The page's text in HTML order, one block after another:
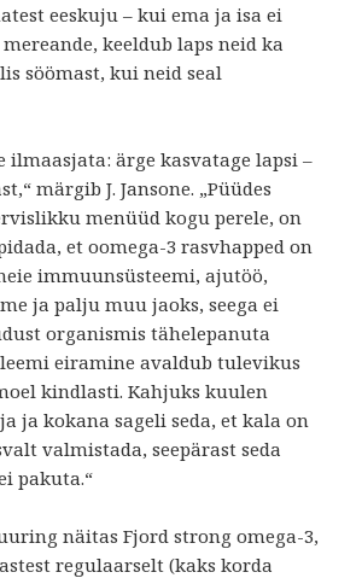
eeskuju – kui ema ja isa ei
keeldub laps neid ka
söömast, kui neid seal
ilmaasjata: ärge kasvatage lapsi –
märgib J. Jansone. „Püüdes
menüüd kogu perele, on
et oomega-3 rasvhapped on
immuunsüsteemi, ajutöö,
ja palju muu jaoks, seega ei
organismis tähelepanuta
eiramine avaldub tulevikus
kindlasti. Kahjuks kuulen
ja kokana sageli seda, et kala on
valmistada, seepärast seda
pakuta.“
näitas Fjord strong omega-3,
regulaarselt (kaks korda